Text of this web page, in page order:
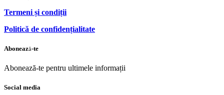
Termeni și condiții
Politică de confidențialitate
Abonează-te
Abonează-te pentru ultimele informații
Social media